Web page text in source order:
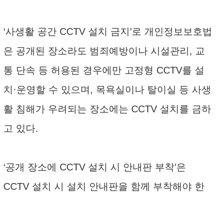
‘사생활 공간 CCTV 설치 금지’로 개인정보보호법
은 공개된 장소라도 범죄예방이나 시설관리, 교
통 단속 등 허용된 경우에만 고정형 CCTV를 설
치·운영할 수 있으며, 목욕실이나 탈이실 등 사생
활 침해가 우려되는 장소에는 CCTV 설치를 금하
고 있다.
‘공개 장소에 CCTV 설치 시 안내판 부착’은
CCTV 설치 시 설치 안내판을 함께 부착해야 한